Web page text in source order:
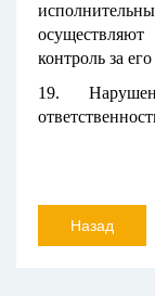
осуществляют
контроль за
19.
Назад